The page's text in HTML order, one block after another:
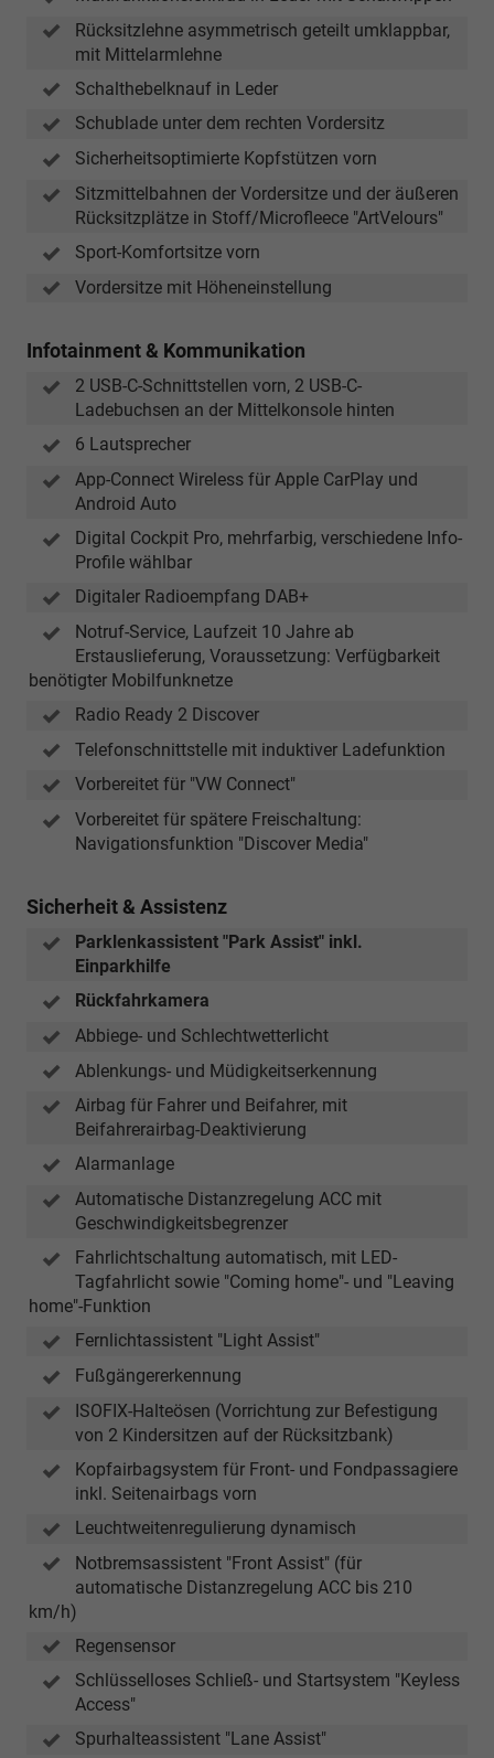
Rücksitzlehne asymmetrisch geteilt umklappbar,
mit Mittelarmlehne
Schalthebelknauf in Leder
Schublade unter dem rechten Vordersitz
Sicherheitsoptimierte Kopfstützen vorn
Sitzmittelbahnen der Vordersitze und der äußeren
Rücksitzplätze in Stoff/Microfleece "ArtVelours"
Sport-Komfortsitze vorn
Vordersitze mit Höheneinstellung
Infotainment & Kommunikation
2 USB-C-Schnittstellen vorn, 2 USB-C-
Ladebuchsen an der Mittelkonsole hinten
6 Lautsprecher
App-Connect Wireless für Apple CarPlay und
Android Auto
Digital Cockpit Pro, mehrfarbig, verschiedene Info-
Profile wählbar
Digitaler Radioempfang DAB+
Notruf-Service, Laufzeit 10 Jahre ab
Erstauslieferung, Voraussetzung: Verfügbarkeit
benötigter Mobilfunknetze
Radio Ready 2 Discover
Telefonschnittstelle mit induktiver Ladefunktion
Vorbereitet für "VW Connect"
Vorbereitet für spätere Freischaltung:
Navigationsfunktion "Discover Media"
Sicherheit & Assistenz
Parklenkassistent "Park Assist" inkl.
Einparkhilfe
Rückfahrkamera
Abbiege- und Schlechtwetterlicht
Ablenkungs- und Müdigkeitserkennung
Airbag für Fahrer und Beifahrer, mit
Beifahrerairbag-Deaktivierung
Alarmanlage
Automatische Distanzregelung ACC mit
Geschwindigkeitsbegrenzer
Fahrlichtschaltung automatisch, mit LED-
Tagfahrlicht sowie "Coming home"- und "Leaving
home"-Funktion
Fernlichtassistent "Light Assist"
Fußgängererkennung
ISOFIX-Halteösen (Vorrichtung zur Befestigung
von 2 Kindersitzen auf der Rücksitzbank)
Kopfairbagsystem für Front- und Fondpassagiere
inkl. Seitenairbags vorn
Leuchtweitenregulierung dynamisch
Notbremsassistent "Front Assist" (für
automatische Distanzregelung ACC bis 210
km/h)
Regensensor
Schlüsselloses Schließ- und Startsystem "Keyless
Access"
Spurhalteassistent "Lane Assist"